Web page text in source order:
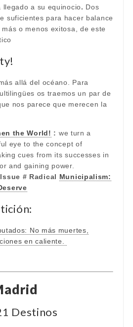
llegado a su equinocio. Dos
suficientes para hacer balance
o menos exitosa, de este
allá del océano. Para
os traemos un par de
nos parece que merecen la
the World! : we turn a
eye to the concept of
cues from its successes in
and gaining power.
# Radical Municipalism:
No más muertes,
en caliente.
Destinos